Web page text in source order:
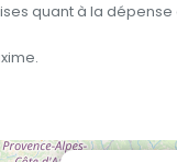
quant à la